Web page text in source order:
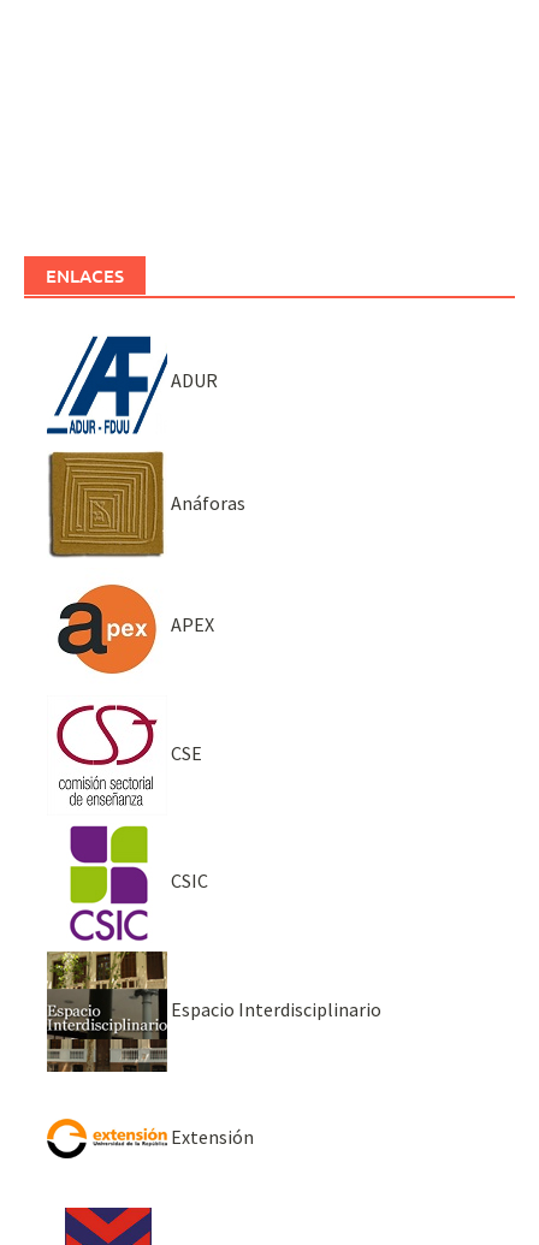
ENLACES
ADUR
Anáforas
APEX
CSE
CSIC
Espacio Interdisciplinario
Extensión